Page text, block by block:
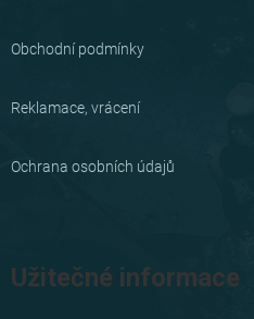
Obchodní podmínky
Reklamace, vrácení
Ochrana osobních údajů
Užitečné informace